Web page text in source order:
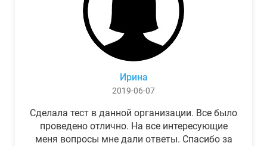
Ирина
2019-06-07
Сделала тест в данной организации. Все было
проведено отлично. На все интересующие
меня вопросы мне дали ответы. Спасибо за